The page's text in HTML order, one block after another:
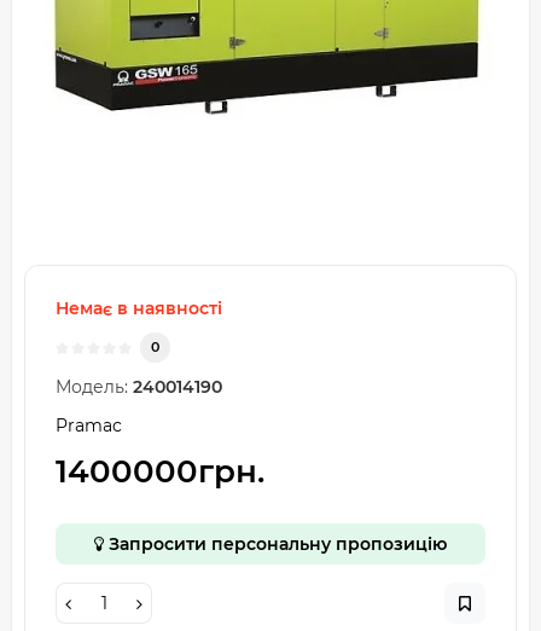
Немає в наявності
0
Модель: 240014190
Pramac
1400000грн.
Запросити персональну пропозицію